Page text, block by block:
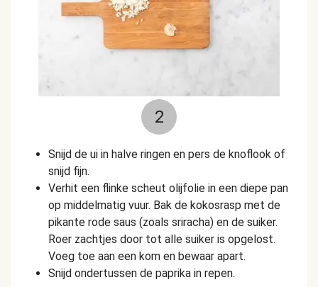
2
Snijd de ui in halve ringen en pers de knoflook of
snijd fijn.
Verhit een flinke scheut olijfolie in een diepe pan
op middelmatig vuur. Bak de kokosrasp met de
pikante rode saus (zoals sriracha) en de suiker.
Roer zachtjes door tot alle suiker is opgelost.
Voeg toe aan een kom en bewaar apart.
Snijd ondertussen de paprika in repen.